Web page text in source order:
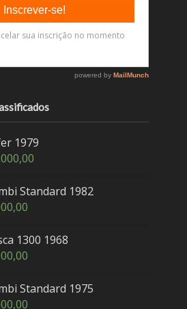
1979
Standard 1982
1300 1968
Standard 1975